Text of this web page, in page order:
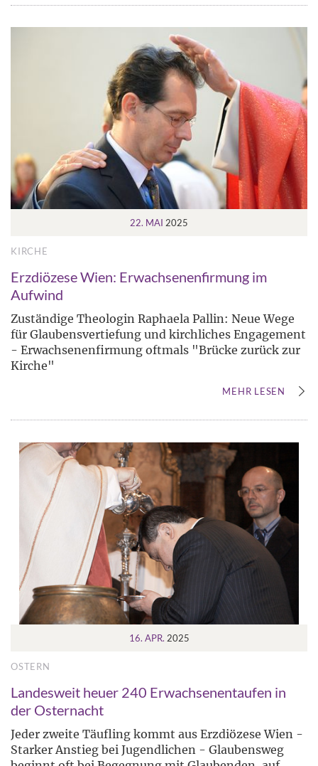
22. MAI 2025
KIRCHE
Erzdiözese Wien: Erwachsenenfirmung im
Aufwind
Zuständige Theologin Raphaela Pallin: Neue Wege
für Glaubensvertiefung und kirchliches Engagement
- Erwachsenenfirmung oftmals "Brücke zurück zur
Kirche"
MEHR LESEN
16. APR. 2025
OSTERN
Landesweit heuer 240 Erwachsenentaufen in
der Osternacht
Jeder zweite Täufling kommt aus Erzdiözese Wien -
Starker Anstieg bei Jugendlichen - Glaubensweg